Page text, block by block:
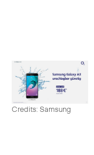
Credits: Samsung